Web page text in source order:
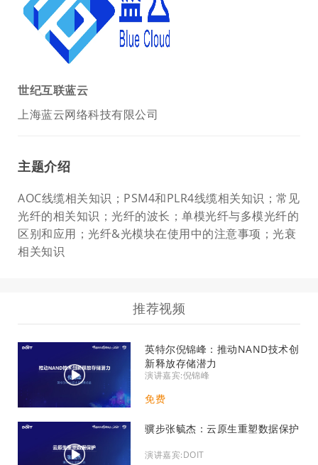
世纪互联蓝云
上海蓝云网络科技有限公司
主题介绍
AOC线缆相关知识；PSM4和PLR4线缆相关知识；常见
光纤的相关知识；光纤的波长；单模光纤与多模光纤的
区别和应用；光纤&光模块在使用中的注意事项；光衰
相关知识
推荐视频
英特尔倪锦峰：推动NAND技术创
新释放存储潜力
演讲嘉宾:倪锦峰
免费
骥步张毓杰：云原生重塑数据保护
演讲嘉宾:DOIT